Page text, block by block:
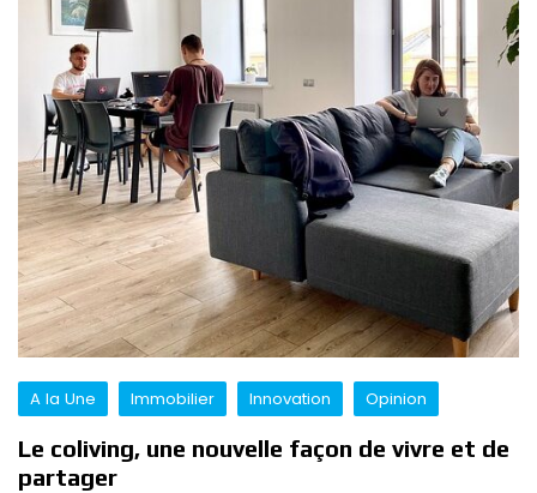
A la Une Immobilier Innovation Opinion
Le coliving, une nouvelle façon de vivre et de
partager